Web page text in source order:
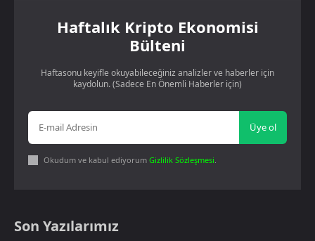
Haftalık Kripto Ekonomisi
Bülteni
Haftasonu keyifle okuyabileceğiniz analizler ve haberler için
kaydolun. (Sadece En Önemli Haberler için)
Üye ol
Okudum ve kabul ediyorum Gizlilik Sözleşmesi.
Son Yazılarımız